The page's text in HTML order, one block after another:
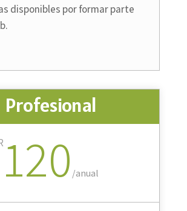
disponibles por formar parte
Profesional
120 /anual